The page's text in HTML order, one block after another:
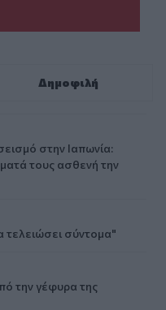
Δημοφιλή
στην Ιαπωνία:
τους ασθενή την
τελειώσει σύντομα"
την γέφυρα της